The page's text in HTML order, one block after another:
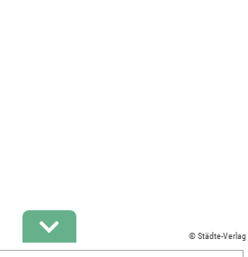
© Städte-Verlag